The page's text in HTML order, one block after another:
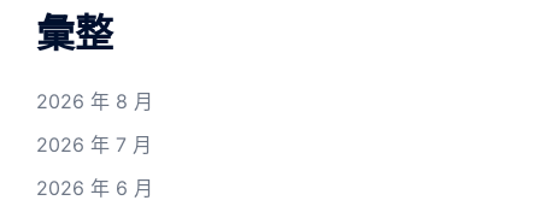
彙整
2026 年 8 月
2026 年 7 月
2026 年 6 月